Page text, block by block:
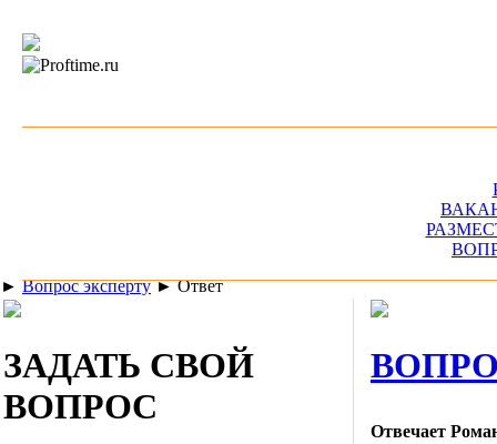
► Вопрос эксперту►Ответ
ЗАДАТЬ СВОЙ
ВОПРОС
Отвечает